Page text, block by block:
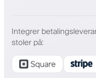
Integrer
stoler på: